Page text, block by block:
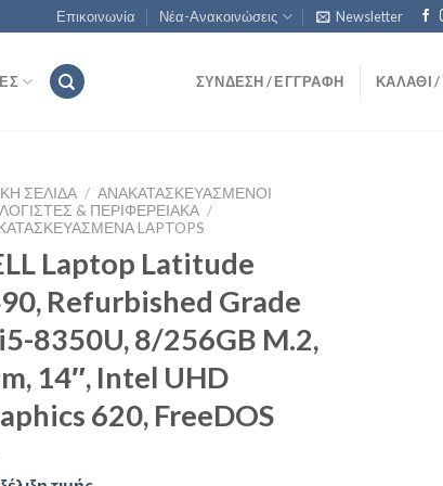
Επικοινωνία Νέα-Ανακοινώσεις Newsletter
ΣΎΝΔΕΣΗ / ΕΓΓΡΑΦΉ ΚΑΛΆΘΙ /
ΣΕΛΊΔΑ / ΑΝΑΚΑΤΑΣΚΕΥΑΣΜΈΝΟΙ
& ΠΕΡΙΦΕΡΕΙΑΚΆ /
LAPTOPS
Laptop Latitude
Refurbished Grade
8350U, 8/256GB M.2,
14″, Intel UHD
620, FreeDOS